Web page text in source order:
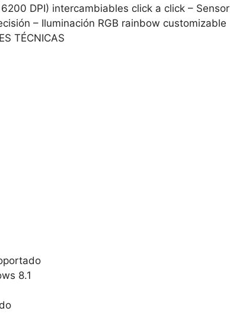
DPI) intercambiables click a click – Sensor
– Iluminación RGB rainbow customizable
TÉCNICAS
8.1